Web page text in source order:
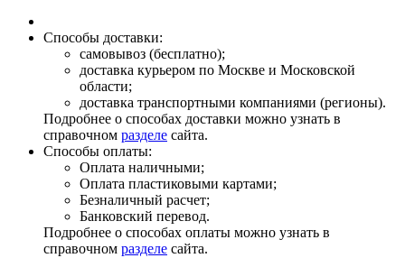
Способы доставки:
самовывоз (бесплатно);
доставка курьером по Москве и Московской
области;
доставка транспортными компаниями (регионы).
Подробнее о способах доставки можно узнать в
справочном разделе сайта.
Способы оплаты:
Оплата наличными;
Оплата пластиковыми картами;
Безналичный расчет;
Банковский перевод.
Подробнее о способах оплаты можно узнать в
справочном разделе сайта.